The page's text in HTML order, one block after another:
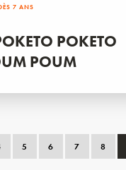
7 ANS
POKETO
POUM
5 6 7 8